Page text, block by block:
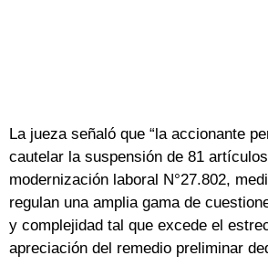
La jueza señaló que “la accionante
cautelar la suspensión de 81
modernización laboral N°27.802,
regulan una amplia gama de
y complejidad tal que excede el
apreciación del remedio preliminar